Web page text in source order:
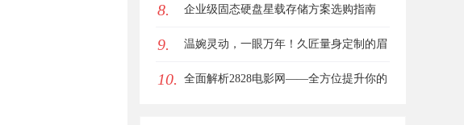
8. 企业级固态硬盘星载存储方案选购指南
9. 温婉灵动，一眼万年！久匠量身定制的眉
眼唇，才是你整张脸的点睛之笔！淡颜系
10. 全面解析2828电影网——全方位提升你的